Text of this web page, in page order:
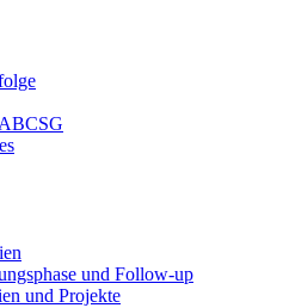
und Follow-up
und Projekte